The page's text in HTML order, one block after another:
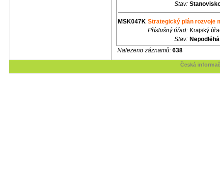
Stav:
MSK047K Strategický plán rozvoje
Příslušný úřad: Krajský
Stav:
Nalezeno záznamů: 638
Česká